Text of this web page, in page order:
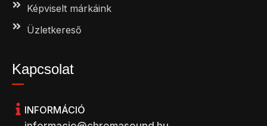
Képviselt márkáink
Üzletkereső
Kapcsolat
INFORMÁCIÓ